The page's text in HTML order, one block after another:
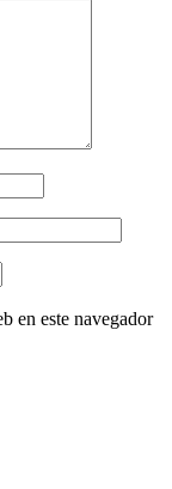
en este navegador